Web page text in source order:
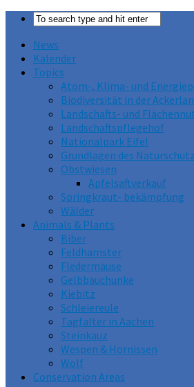
News
Kalender
Topics
Atom-, Klima- und
Biodiversität in der
Landschafts- und
Landschaftspflegehof
Nationalpark Eifel
Grundlagen des
Obstwiesen
Apfelsaftverkauf
Springkraut- bekämpfung
Wälder
Animals & Plants
Biber
Feldhamster
Fledermäuse
Gelbbauchunke
Kiebitz
Schleiereule
Tagfalter in Aachen
Steinkauz
Wespen & Hornissen
Wolf
Conservation Areas